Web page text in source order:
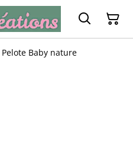
Pelote Baby nature